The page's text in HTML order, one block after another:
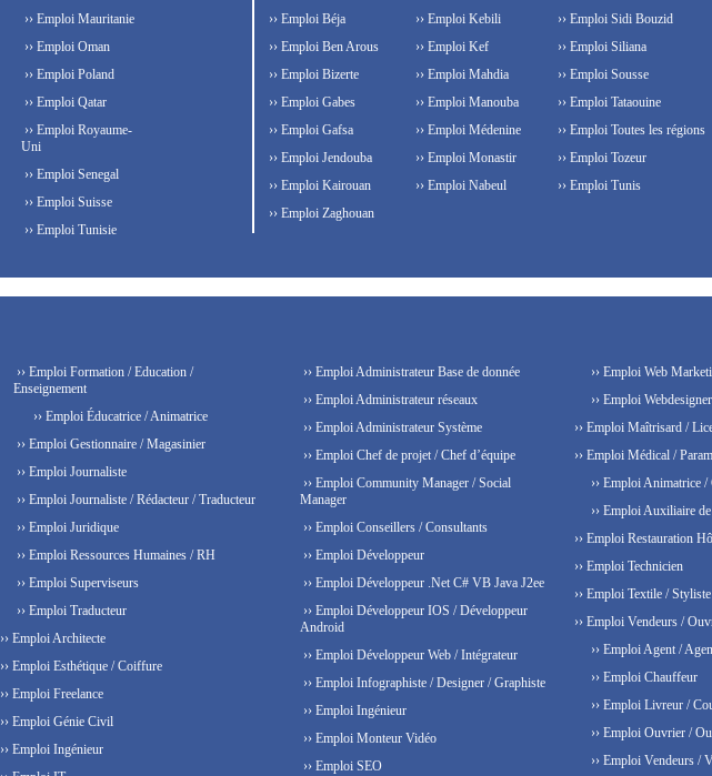
›› Emploi Mauritanie
›› Emploi Oman
›› Emploi Poland
›› Emploi Qatar
›› Emploi Royaume-
Uni
›› Emploi Senegal
›› Emploi Suisse
›› Emploi Tunisie
›› Emploi Béja
›› Emploi Ben Arous
›› Emploi Bizerte
›› Emploi Gabes
›› Emploi Gafsa
›› Emploi Jendouba
›› Emploi Kairouan
›› Emploi Kebili
›› Emploi Kef
›› Emploi Mahdia
›› Emploi Manouba
›› Emploi Médenine
›› Emploi Monastir
›› Emploi Nabeul
›› Emploi Sidi Bouzid
›› Emploi Siliana
›› Emploi Sousse
›› Emploi Tataouine
›› Emploi Toutes les régions
›› Emploi Tozeur
›› Emploi Tunis
›› Emploi Zaghouan
›› Emploi Formation / Education /
Enseignement
›› Emploi Éducatrice / Animatrice
›› Emploi Gestionnaire / Magasinier
›› Emploi Journaliste
›› Emploi Journaliste / Rédacteur / Traducteur
›› Emploi Juridique
›› Emploi Ressources Humaines / RH
›› Emploi Superviseurs
›› Emploi Traducteur
›› Emploi Architecte
›› Emploi Esthétique / Coiffure
›› Emploi Freelance
›› Emploi Génie Civil
›› Emploi Ingénieur
›› Emploi Administrateur Base de donnée
›› Emploi Administrateur réseaux
›› Emploi Administrateur Système
›› Emploi Chef de projet / Chef d’équipe
›› Emploi Community Manager / Social
Manager
›› Emploi Conseillers / Consultants
›› Emploi Développeur
›› Emploi Développeur .Net C# VB Java J2ee
›› Emploi Développeur IOS / Développeur
Android
›› Emploi Développeur Web / Intégrateur
›› Emploi Infographiste / Designer / Graphiste
›› Emploi Ingénieur
›› Emploi Monteur Vidéo
›› Emploi SEO
›› Emploi Web
›› Emploi
›› Emploi Maîtrisard /
›› Emploi Médical /
›› Emploi Animatrice
›› Emploi Auxiliaire
›› Emploi Restauration
›› Emploi Technicien
›› Emploi Textile /
›› Emploi Vendeurs /
›› Emploi Agent /
›› Emploi Chauffeur
›› Emploi Livreur /
›› Emploi Ouvrier /
›› Emploi Vendeurs /